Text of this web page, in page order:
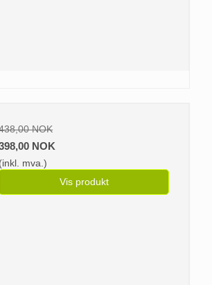
NOK
NOK
(inkl. mva.)
Vis produkt